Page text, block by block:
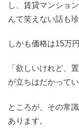
し、賃貸マンショ
んて笑えない話も
しかも価格は15万
「欲しいけれど、
が立ちはだかってい
ところが、その常
あります。